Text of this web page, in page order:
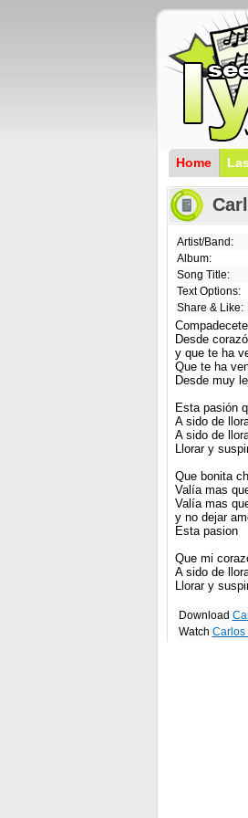
Home
Artist/Band:
Album:
Song Title:
Text Options:
Share & Like:
Desde
y que te ha
Que te ha
Desde muy
Esta pasión
A sido de
A sido de
Llorar y
Que bonita
Valía mas
Valía mas
y no dejar
Esta pasion
Que mi
A sido de
Llorar y
Download
Watch Carlos